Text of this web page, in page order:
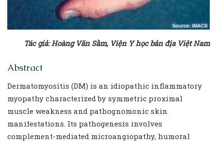
Tác giả: Hoàng Văn Sầm, Viện Y học bản địa Việt Nam
Abstract
Dermatomyositis (DM) is an idiopathic inflammatory
myopathy characterized by symmetric proximal
muscle weakness and pathognomonic skin
manifestations. Its pathogenesis involves
complement-mediated microangiopathy, humoral